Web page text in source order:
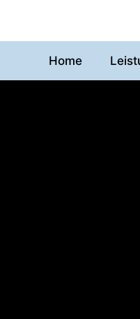
Home